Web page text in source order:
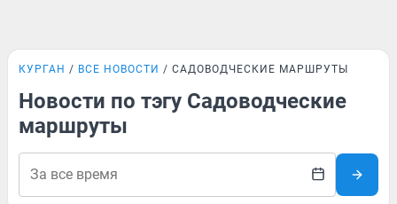
КУРГАН ВСЕ НОВОСТИ САДОВОДЧЕСКИЕ МАРШРУТЫ
Новости по тэгу Садоводческие
маршруты